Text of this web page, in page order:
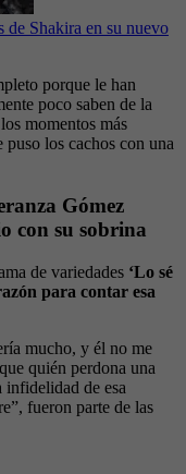
de Shakira en su nuevo
porque le han
poco saben de la
momentos más
los cachos con una
Gómez
con su sobrina
de variedades ‘Lo sé
para contar esa
mucho, y él no me
quién perdona una
infidelidad de esa
fueron parte de las